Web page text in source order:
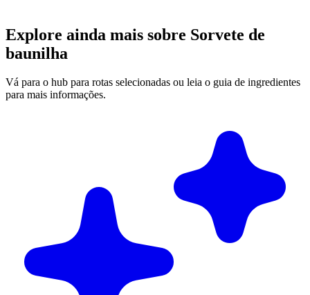
Explore ainda mais sobre Sorvete de
baunilha
Vá para o hub para rotas selecionadas ou leia o guia de ingredientes
para mais informações.